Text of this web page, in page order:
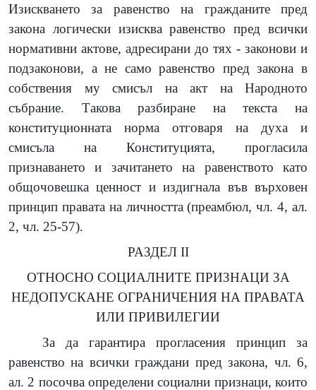
Изискването за равенство на гражданите пред
закона логически изисква равенство пред всички
нормативни актове, адресирани до тях - законови и
подзаконови, а не само равенство пред закона в
собствения му смисъл на акт на Народното
събрание. Такова разбиране на текста на
конституционната норма отговаря на духа и
смисъла на Конституцията, прогласила
признаването и зачитането на равенството като
общочовешка ценност и издигнала във върховен
принцип правата на личността (преамбюл, чл. 4, ал.
2, чл. 25-57).
РАЗДЕЛ II
ОТНОСНО СОЦИАЛНИТЕ ПРИЗНАЦИ ЗА
НЕДОПУСКАНЕ ОГРАНИЧЕНИЯ НА ПРАВАТА
ИЛИ ПРИВИЛЕГИИ
За да гарантира прогласения принцип за
равенство на всички граждани пред закона, чл. 6,
ал. 2 посочва определени социални признаци, които